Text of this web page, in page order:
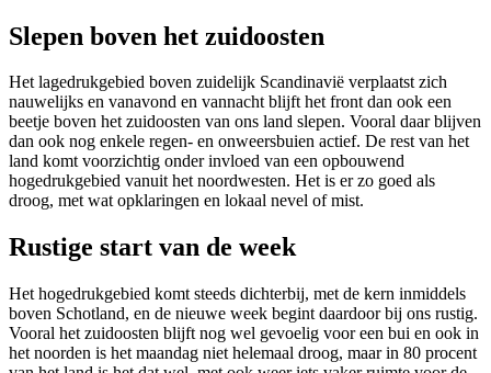
Slepen boven het zuidoosten
Het lagedrukgebied boven zuidelijk Scandinavië verplaatst zich
nauwelijks en vanavond en vannacht blijft het front dan ook een
beetje boven het zuidoosten van ons land slepen. Vooral daar blijven
dan ook nog enkele regen- en onweersbuien actief. De rest van het
land komt voorzichtig onder invloed van een opbouwend
hogedrukgebied vanuit het noordwesten. Het is er zo goed als
droog, met wat opklaringen en lokaal nevel of mist.
Rustige start van de week
Het hogedrukgebied komt steeds dichterbij, met de kern inmiddels
boven Schotland, en de nieuwe week begint daardoor bij ons rustig.
Vooral het zuidoosten blijft nog wel gevoelig voor een bui en ook in
het noorden is het maandag niet helemaal droog, maar in 80 procent